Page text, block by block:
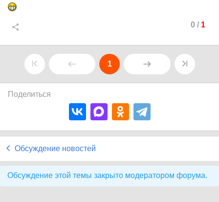
0 / 1
1
Поделиться
Обсуждение новостей
Обсуждение этой темы закрыто модератором форума.